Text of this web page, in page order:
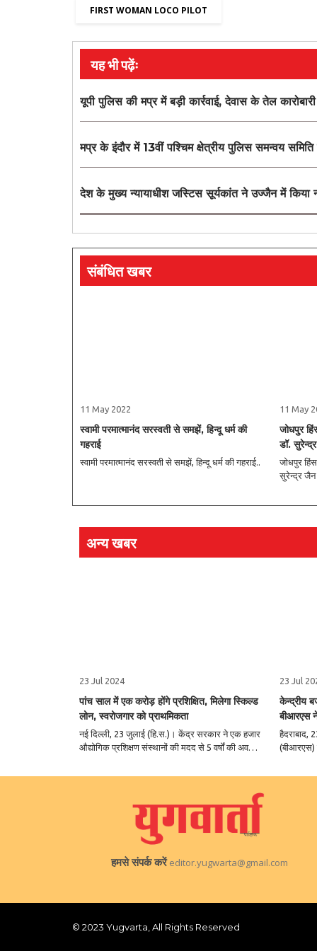
FIRST WOMAN LOCO PILOT
यह भी पढ़ेंः
यूपी पुलिस की मप्र में बड़ी कार्रवाई, देवास के तेल
मप्र के इंदौर में 13वीं पश्चिम क्षेत्रीय पुलिस समन्वय
देश के मुख्य न्यायाधीश जस्टिस सूर्यकांत ने उज्जैन में किया
संबंधित खबर
11 May 2022
स्वामी परमात्मानंद सरस्वती से समझें, हिन्‍दू धर्म की
गहराई
स्वामी परमात्मानंद सरस्वती से समझें, हिन्‍दू धर्म की गहराई..
11 May
जोधपुर
डॉ.
जोधपुर
सुरेन्द्र जैन
अन्य खबर
23 Jul 2024
पांच साल में एक करोड़ होंगे प्रशिक्षित, मिलेगा स्किल्ड
लोन, स्वरोजगार को प्राथमिकता
नई दिल्ली, 23 जुलाई (हि.स.)। केंद्र सरकार ने एक हजार
औद्योगिक प्रशिक्षण संस्थानों की मदद से 5 वर्षों की अवधि में
23 Jul
केन्द्रीय
बीआरएस
हैदराबाद,
(बीआरएस) के
हमसे संपर्क करें editor.yugwarta@gmail.com
© 2023 Yugvarta, All Rights Reserved